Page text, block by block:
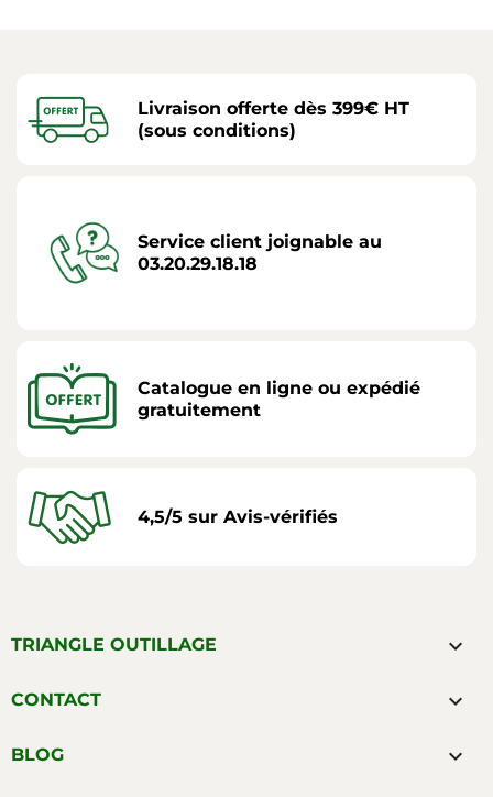
Livraison offerte dès 399€ HT
(sous conditions)
Service client joignable au
03.20.29.18.18
Catalogue en ligne ou expédié
gratuitement
4,5/5 sur Avis-vérifiés
TRIANGLE OUTILLAGE 
CONTACT 
BLOG 